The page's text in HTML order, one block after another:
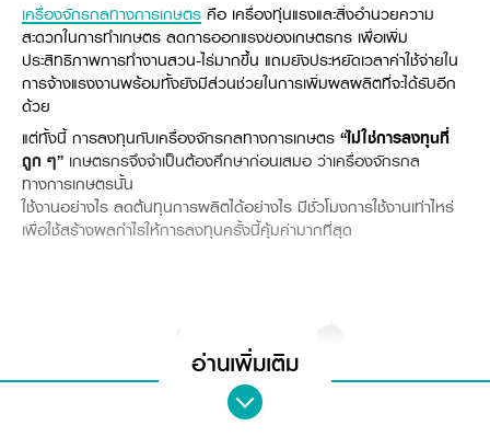
เครื่องจักรกลทางการเกษตร คือ เครื่องทุ่นแรงและสิ่งอำนวยความ
สะดวกในการทำเกษตร ลดการออกแรงของเกษตรกร เพื่อเพิ่ม
ประสิทธิภาพการทำงานสวน-ไร่มากขึ้น แถมยังประหยัดเวลาค่าใช้จ่ายใน
การจ้างแรงงานพร้อมทั้งยังมีส่วนช่วยในการเพิ่มผลผลิตที่จะได้รับอีก
ด้วย
แต่ทั้งนี้ การลงทุนกับเครื่องจักรกลทางการเกษตร “ไม่ใช่การลงทุนที่
ถูก ๆ” เกษตรกรจึงจำเป็นต้องศึกษาก่อนเสมอ ว่าเครื่องจักรกล
ทางการเกษตรนั้น
ใช้งานอย่างไร ลดต้นทุนการผลิตได้อย่างไร มีชั่วโมงการใช้งานเท่าไหร่
เพื่อใช้สร้างผลกำไรให้การลงทุนครั้งนี้คุ้มค่ามากที่สุด
อ่านเพิ่มเติม